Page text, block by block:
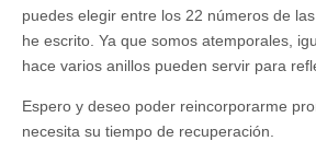
puedes elegir entre los 22 números de
he escrito. Ya que somos atemporales,
hace varios anillos pueden servir para
Espero y deseo poder reincorporarme
necesita su tiempo de recuperación.